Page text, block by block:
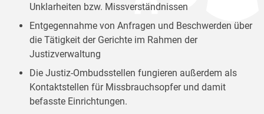
Unklarheiten bzw. Missverständnissen
Entgegennahme von Anfragen und Beschwerden über
die Tätigkeit der Gerichte im Rahmen der
Justizverwaltung
Die Justiz-Ombudsstellen fungieren außerdem als
Kontaktstellen für Missbrauchsopfer und damit
befasste Einrichtungen.